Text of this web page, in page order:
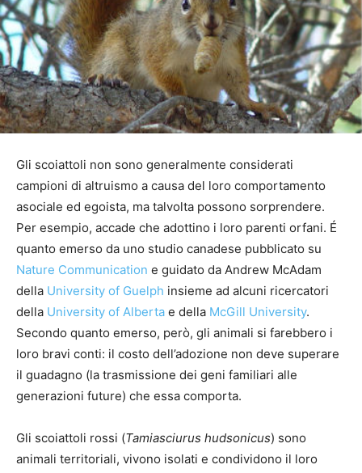
Gli scoiattoli non sono generalmente considerati
campioni di altruismo a causa del loro comportamento
asociale ed egoista, ma talvolta possono sorprendere.
Per esempio, accade che adottino i loro parenti orfani. É
quanto emerso da uno studio canadese pubblicato su
Nature Communication e guidato da Andrew McAdam
della University of Guelph insieme ad alcuni ricercatori
della University of Alberta e della McGill University.
Secondo quanto emerso, però, gli animali si farebbero i
loro bravi conti: il costo dell’adozione non deve superare
il guadagno (la trasmissione dei geni familiari alle
generazioni future) che essa comporta.
Gli scoiattoli rossi (Tamiasciurus hudsonicus) sono
animali territoriali, vivono isolati e condividono il loro